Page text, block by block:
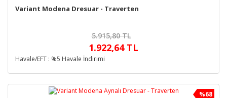
Variant Modena Dresuar - Traverten
5.915,80 TL
1.922,64 TL
Havale/EFT : %5 Havale İndirimi
%68